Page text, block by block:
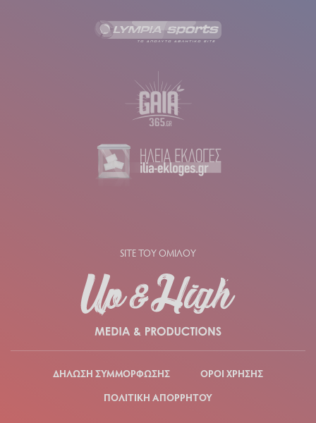
SITE ΤΟΥ ΟΜΙΛΟΥ
ΔΗΛΩΣΗ ΣΥΜΜΟΡΦΩΣΗΣ
ΟΡΟΙ ΧΡΗΣΗΣ
ΠΟΛΙΤΙΚΗ ΑΠΟΡΡΗΤΟΥ